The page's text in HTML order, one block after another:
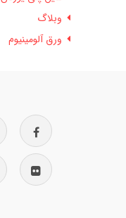
وبلاگ
ورق آلومینیوم